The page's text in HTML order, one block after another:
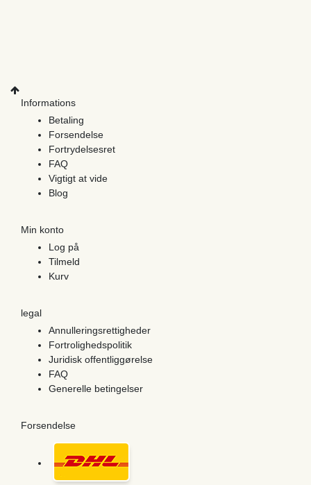
Informations
Betaling
Forsendelse
Fortrydelsesret
FAQ
Vigtigt at vide
Blog
Min konto
Log på
Tilmeld
Kurv
legal
Annulleringsrettigheder
Fortrolighedspolitik
Juridisk offentliggørelse
FAQ
Generelle betingelser
Forsendelse